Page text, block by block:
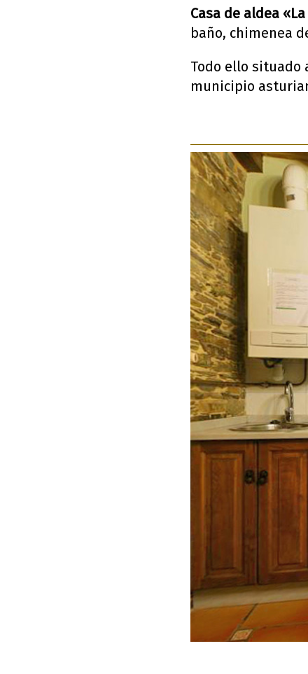
Casa de aldea
baño, chimenea
Todo ello situado
municipio